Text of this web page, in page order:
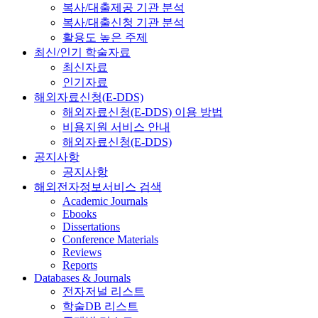
복사/대출제공 기관 분석
복사/대출신청 기관 분석
활용도 높은 주제
최신/인기 학술자료
최신자료
인기자료
해외자료신청(E-DDS)
해외자료신청(E-DDS) 이용 방법
비용지원 서비스 안내
해외자료신청(E-DDS)
공지사항
공지사항
해외전자정보서비스 검색
Academic Journals
Ebooks
Dissertations
Conference Materials
Reviews
Reports
Databases & Journals
전자저널 리스트
학술DB 리스트